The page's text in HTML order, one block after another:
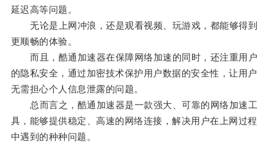
延迟高等问题。
无论是上网冲浪，还是观看视频、玩游戏，都能够得到
更顺畅的体验。
而且，酷通加速器在保障网络加速的同时，还注重用户
的隐私安全，通过加密技术保护用户数据的安全性，让用户
无需担心个人信息泄露的问题。
总而言之，酷通加速器是一款强大、可靠的网络加速工
具，能够提供稳定、高速的网络连接，解决用户在上网过程
中遇到的种种问题。